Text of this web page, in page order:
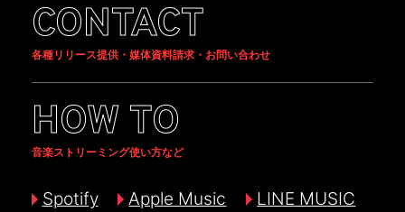
CONTACT
各種リリース提供・媒体資料請求・お問い合わせ
HOW TO
音楽ストリーミング使い方など
Spotify Apple Music
LINE MUSIC